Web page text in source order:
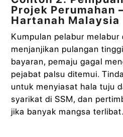
Projek Perumahan
Hartanah Malaysia
Kumpulan pelabur melabur
menjanjikan pulangan
bayaran, pemaju gagal
pejabat palsu ditemui.
untuk menyiasat hala tuju
syarikat di SSM, dan
jika banyak mangsa terlibat.